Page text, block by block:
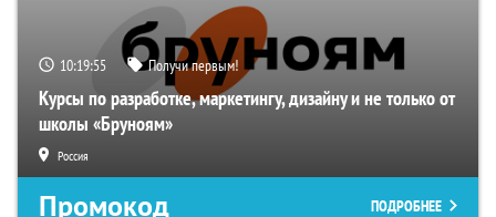
10:19:54 Получи первым!
Курсы по разработке, маркетингу, дизайну и не только от
школы «Бруноям»
Россия
Промокод ПОДРОБНЕЕ